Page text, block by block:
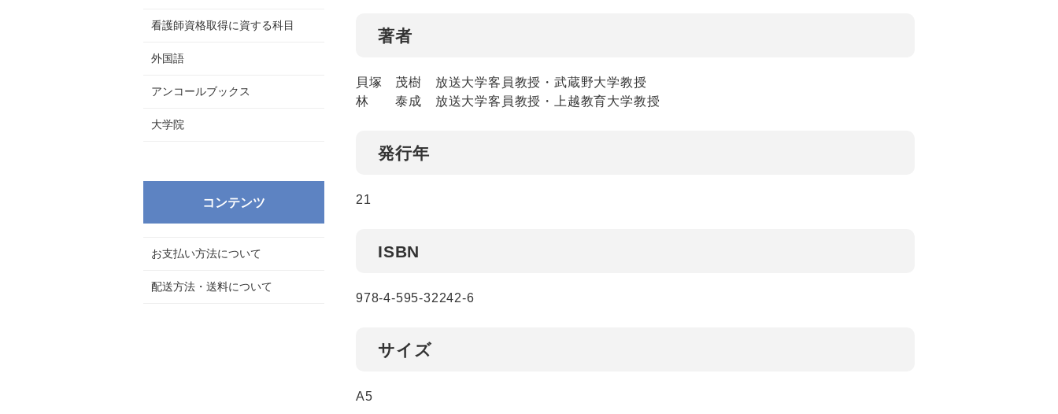
著者
貝塚 茂樹 放送大学客員教授・武蔵野大学教授
林 泰成 放送大学客員教授・上越教育大学教授
発行年
21
ISBN
978-4-595-32242-6
サイズ
A5
看護師資格取得に資する科目
外国語
アンコールブックス
大学院
コンテンツ
お支払い方法について
配送方法・送料について